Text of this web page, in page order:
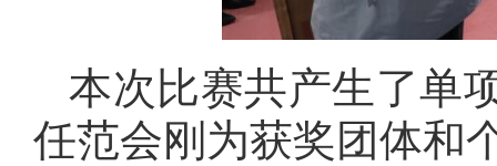
本次比赛共产生了单
任范会刚为获奖团体和